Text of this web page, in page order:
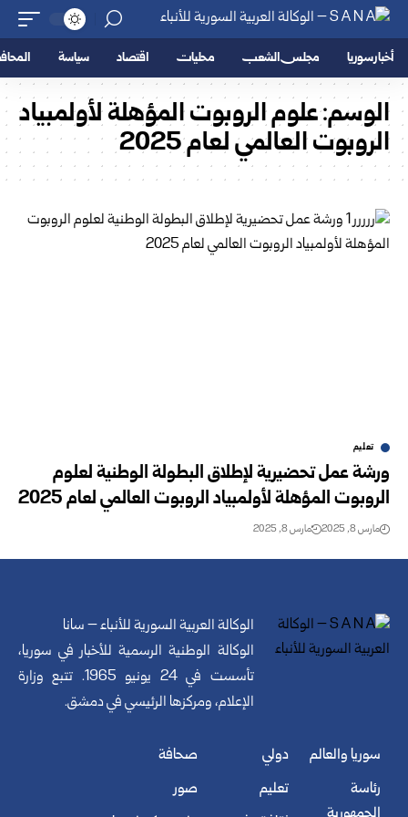
أخبار سوريا مجلس الشعب محليات اقتصاد سياسة
الوسم:علوم الروبوت المؤهلة لأولمبياد
‏الروبوت العالمي لعام 2025‏
تعليم
ورشة عمل تحضيرية لإطلاق البطولة الوطنية لعلوم
الروبوت المؤهلة لأولمبياد ‏الروبوت العالمي لعام 2025‏
مارس 8, 2025 مارس 8, 2025
الوكالة العربية السورية للأنباء – سانا
الوكالة الوطنية الرسمية للأخبار في سوريا،
تأسست في 24 يونيو 1965. تتبع وزارة
الإعلام، ومركزها الرئيسي في دمشق.
سوريا والعالم
رئاسة
دولي
تعليم
صحافة
صور